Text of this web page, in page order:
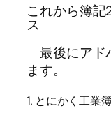
これから簿記
ス
最後にアド
ます。
1. とにかく工業